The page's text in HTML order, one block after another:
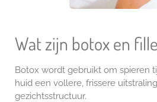
Wat zijn botox en
Botox wordt gebruikt om spieren
huid een vollere, frissere
gezichtsstructuur.